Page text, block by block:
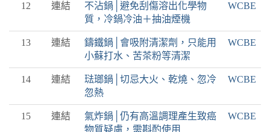
12 連結
不沾鍋│避免刮傷溶出化學物
質，冷鍋冷油＋抽油煙機
WCBE
13 連結
鑄鐵鍋│會吸附清潔劑，只能用
小蘇打水、苦茶粉等清潔
WCBE
14 連結
琺瑯鍋│切忌大火、乾燒、忽冷
忽熱
WCBE
15 連結
氣炸鍋│仍有高溫調理產生致癌
物質疑慮，需斟酌使用
WCBE